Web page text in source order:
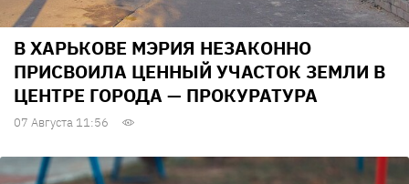
В ХАРЬКОВЕ МЭРИЯ НЕЗАКОННО
ПРИСВОИЛА ЦЕННЫЙ УЧАСТОК ЗЕМЛИ В
ЦЕНТРЕ ГОРОДА — ПРОКУРАТУРА
07 Августа 11:56